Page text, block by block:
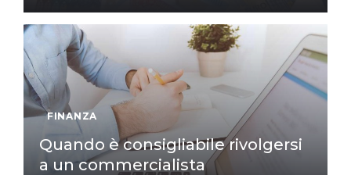
FINANZA
Quando è consigliabile rivolgersi
a un commercialista